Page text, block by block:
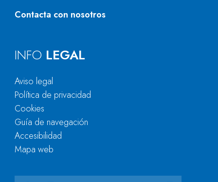
Contacta con nosotros
INFO LEGAL
Aviso legal
Política de privacidad
Cookies
Guía de navegación
Accesibilidad
Mapa web